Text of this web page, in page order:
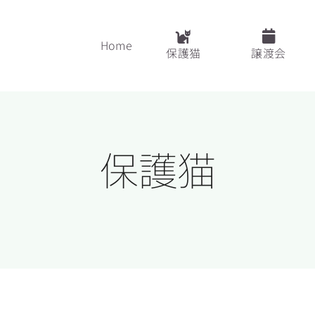
Home 保護猫 譲渡会
保護猫